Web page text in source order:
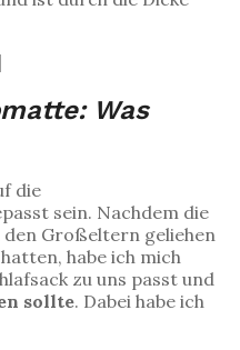
Was
die
sein. Nachdem die
den Großeltern geliehen
habe ich mich
zu uns passt und
sollte. Dabei habe ich